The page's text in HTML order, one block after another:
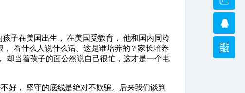
子在美国出生， 在美国受教育， 他和国内同龄
看什么人说什么话。这是谁培养的？家长培养
却当着孩子的面公然说自己很忙，这才是一个电
， 坚守的底线是绝对不欺骗。后来我们谈判